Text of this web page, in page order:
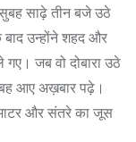
साढ़े तीन बजे उठे
बाद उन्होंने शहद और
जब वो दोबारा उठे
आए अख़बार पढ़े।
और संतरे का जूस